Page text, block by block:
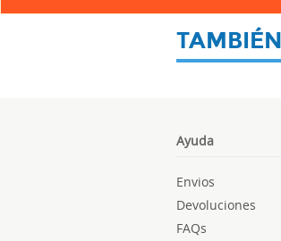
Ayuda
Envios
Devoluciones
FAQs